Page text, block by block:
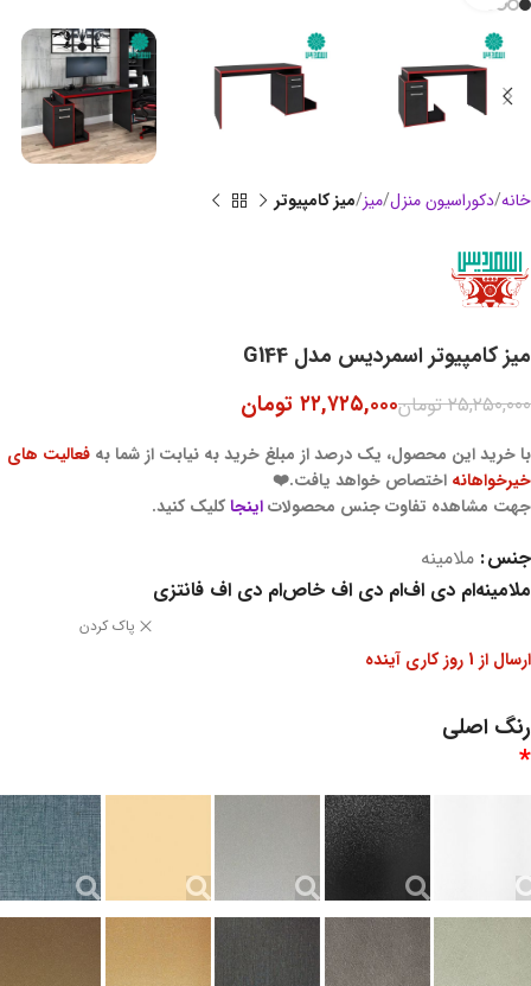
خانه دکوراسیون منزل میز میز کامپیوتر
میز کامپیوتر اسمردیس مدل G144
۲۵,۲۵۰,۰۰۰تومان۲۲,۷۲۵,۰۰۰ تومان
با خرید این محصول، یک درصد از مبلغ خرید به نیابت از شما به فعالیت های
خیرخواهانه اختصاص خواهد یافت.❤️
جهت مشاهده تفاوت جنس محصولاتاینجا کلیک کنید.
جنس ملامینه
ملامینهام دی افام دی اف خاصام دی اف فانتزی
پاک کردن
ارسال از 1 روز کاری آینده
رنگ اصلی
*